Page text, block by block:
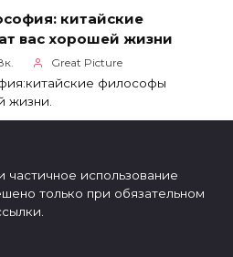
китайские
вас хорошей жизни
Great Picture
философы
жизни.
использование
только при обязательном